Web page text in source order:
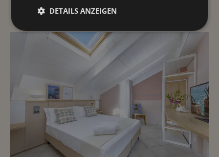
DETAILS ANZEIGEN
Unbedingt erforderlich
Funktionalität
Unbedingt erforderliche Cookies ermöglichen
wesentliche Kernfunktionen der Website wie die
Benutzeranmeldung und die Kontoverwaltung.
Ohne die unbedingt erforderlichen Cookies kann die
Website nicht ordnungsgemäß verwendet werden.
Name
Anbieter / Domäne
Ablaufdatum
_GRECAPTCHA
Google LLC
www.google.com
5 Monate 3
Wochen